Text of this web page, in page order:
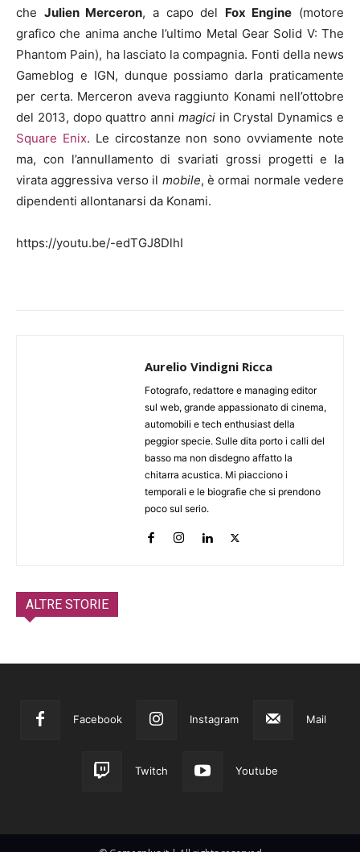
che Julien Merceron, a capo del Fox Engine (motore
grafico che anima anche l’ultimo Metal Gear Solid V: The
Phantom Pain), ha lasciato la compagnia. Fonti della news
Gameblog e IGN, dunque possiamo darla praticamente
per certa. Merceron aveva raggiunto Konami nell’ottobre
del 2013, dopo quattro anni magiciin Crystal Dynamics e
Square Enix. Le circostanze non sono ovviamente note
ma, con l’annullamento di svariati grossi progetti e la
virata aggressiva verso il mobile, è ormai normale vedere
dipendenti allontanarsi da Konami.
https://youtu.be/-edTGJ8DlhI
Aurelio Vindigni Ricca
Fotografo, redattore e managing editor
sul web, grande appassionato di cinema,
automobili e tech enthusiast della
peggior specie. Sulle dita porto i calli del
basso ma non disdegno affatto la
chitarra acustica. Mi piacciono i
temporali e le biografie che si prendono
poco sul serio.
ALTRE STORIE
Facebook Instagram Mail
Twitch Youtube